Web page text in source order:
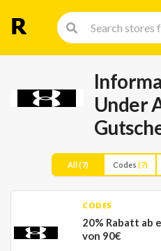
Under
All(7) Codes (7)
CODES
20% Rabatt ab
von 90€